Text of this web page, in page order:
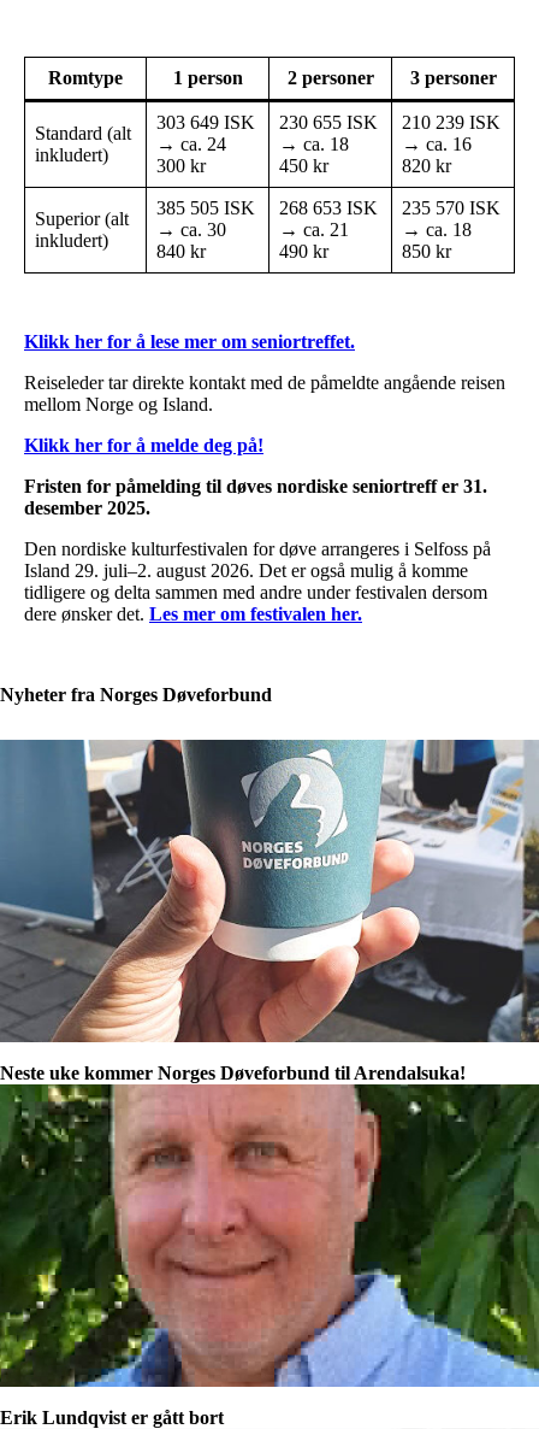
Romtype 1 person 2 personer 3 personer
Standard (alt
inkludert)
303 649 ISK
→ ca. 24
300 kr
230 655 ISK
→ ca. 18
450 kr
210 239 ISK
→ ca. 16
820 kr
Superior (alt
inkludert)
385 505 ISK
→ ca. 30
840 kr
268 653 ISK
→ ca. 21
490 kr
235 570 ISK
→ ca. 18
850 kr
Klikk her for å lese mer om seniortreffet.
Reiseleder tar direkte kontakt med de påmeldte angående reisen
mellom Norge og Island.
Klikk her for å melde deg på!
Fristen for påmelding til døves nordiske seniortreff er 31.
desember 2025.
Den nordiske kulturfestivalen for døve arrangeres i Selfoss på
Island 29. juli–2. august 2026. Det er også mulig å komme
tidligere og delta sammen med andre under festivalen dersom
dere ønsker det. Les mer om festivalen her.
Nyheter fra Norges Døveforbund
Neste uke kommer Norges Døveforbund til Arendalsuka!
Erik Lundqvist er gått bort